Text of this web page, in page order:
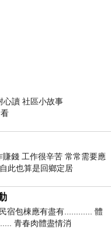
心讀 社區小故事
錢 工作很辛苦 常常需要應
此也算是回鄉定居
宿包棟應有盡有............ 體
青春肉體盡情消